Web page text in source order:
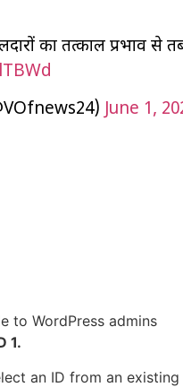
का तत्काल प्रभाव से
June 1,
to WordPress admins
1.
an ID from an existing